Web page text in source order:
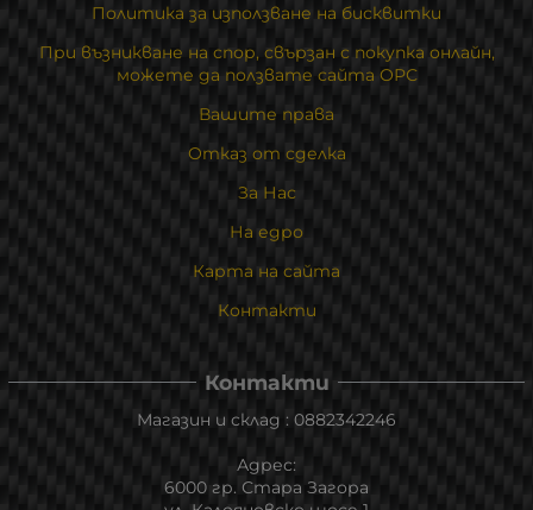
Политика за използване на бисквитки
При възникване на спор, свързан с покупка онлайн,
можете да ползвате сайта ОРС
Вашите права
Отказ от сделка
За Нас
На едро
Карта на сайта
Контакти
Контакти
Магазин и склад : 0882342246
Адрес:
6000 гр. Стара Загора